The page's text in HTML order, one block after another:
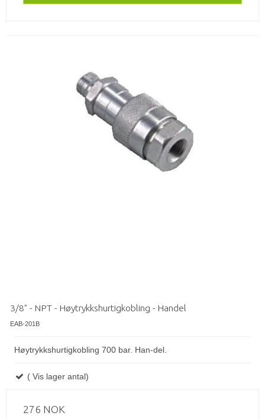
3/8" - NPT - Høytrykkshurtigkobling - Handel
EAB-201B
Høytrykkshurtigkobling 700 bar. Han-del.
( Vis lager antal)
276 NOK